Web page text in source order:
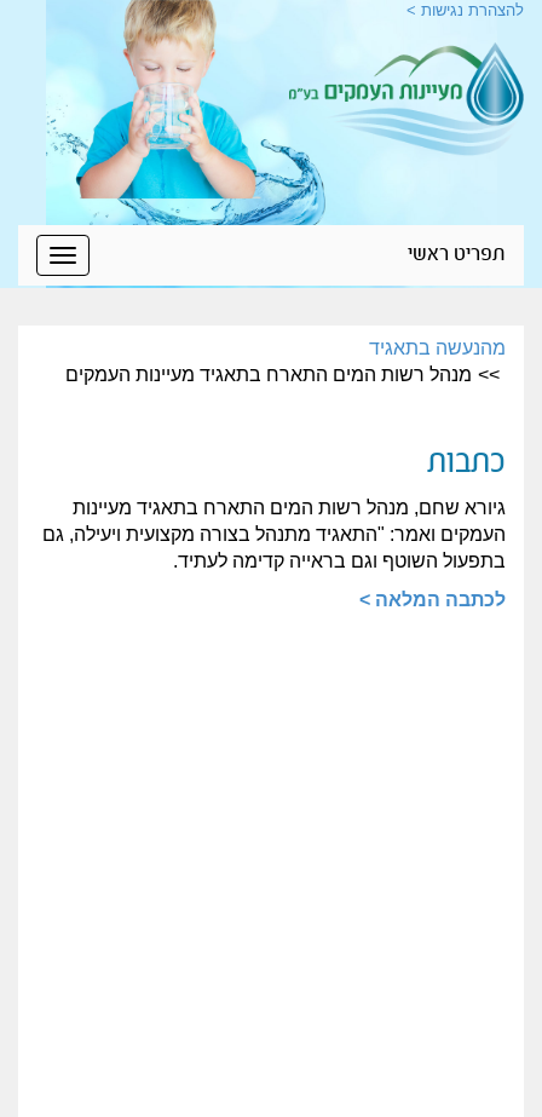
להצהרת נגישות >
Toggle
תפריט ראשי
מהנעשה בתאגיד
מנהל רשות המים התארח בתאגיד מעיינות העמקים
כתבות
גיורא שחם, מנהל רשות המים התארח בתאגיד מעיינות
העמקים ואמר: "התאגיד מתנהל בצורה מקצועית ויעילה, גם
בתפעול השוטף וגם בראייה קדימה לעתיד.
לכתבה המלאה >